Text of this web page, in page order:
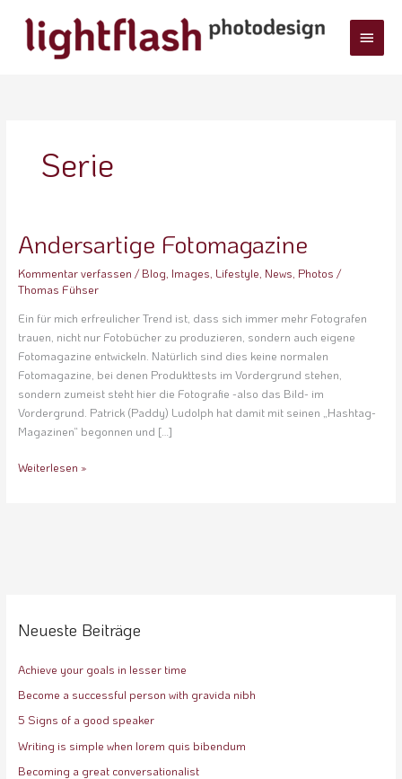
Inhalt
springen
Serie
Andersartige Fotomagazine
Kommentar verfassen /Blog, Images Lifestyle News Photos /
Thomas Fühser
Ein für mich erfreulicher Trend ist, dass sich immer mehr Fotografen
trauen, nicht nur Fotobücher zu produzieren, sondern auch eigene
Fotomagazine entwickeln. Natürlich sind dies keine normalen
Fotomagazine, bei denen Produkttests im Vordergrund stehen,
sondern zumeist steht hier die Fotografie -also das Bild- im
Vordergrund. Patrick (Paddy) Ludolph hat damit mit seinen „Hashtag-
Magazinen“ begonnen und […]
Andersartige
Fotomagazine
Weiterlesen »
Neueste Beiträge
Achieve your goals in lesser time
Become a successful person with gravida nibh
5 Signs of a good speaker
Writing is simple when lorem quis bibendum
Becoming a great conversationalist